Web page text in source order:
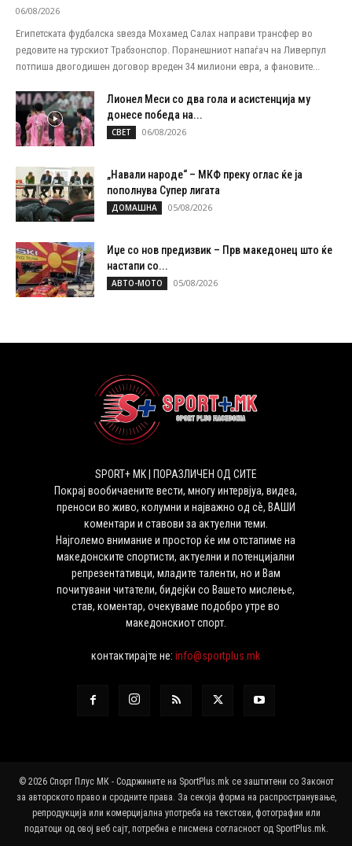
06/08/2026
Египетската фудбалска ѕвезда Мохамед Салах направи трансфер во
редовите на турскиот Трабзонспор. Поранешниот напаѓач на Ливерпул
потпиша двогодишен договор вреден 34 милиони евра, а фановите...
Лионел Меси со два гола и асистенција му
донесе победа на...
СВЕТ 06/08/2026
„Навали народе“ – МКФ преку оглас ќе ја
пополнува Супер лигата
ДОМАШНА 05/08/2026
Иџе со нов предизвик – Прв македонец што ќе
настапи со...
АВТО-МОТО 05/08/2026
SPORT+ MK | ПОРАЗЛИЧЕН ОД СИТЕ
Покрај вообичаените вести, многу интервјуа, видеа,
преноси во живо, колумни и најважно од сѐ, ВАШИ
коментари и ставови за актуелни теми.
Најголемо внимание и простор ќе им отстапиме на
македонските спортисти, актуелни и потенцијални
репрезентативци, младите таленти, но и Вам
почитувани читатели, бидејќи со Вашето мислење,
став, коментар, очекуваме подобро утре во
македонскиот спорт.
контактирајте не:info@sportplus.mk
© 2026 Спорт Плус МК - Содржините на SportPlus.mk се заштитени со Законот
за авторското право и сродните права. За секоја форма на распространување,
репродукција или комерцијална употреба на текстови, фотографии или
податоци од овој веб сајт, потребна е писмена согласност од SportPlus.mk.